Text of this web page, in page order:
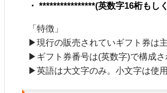
・ ****************(英数字16桁もし
「特徴」
▶現行の販売されていギフト券は主
▶ギフト券番号は(英数字)で構成さ
▶英語は大文字のみ。小文字は使用